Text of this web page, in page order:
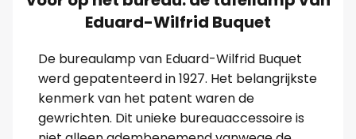
Eduard-Wilfrid Buquet
De bureaulamp van Eduard-Wilfrid Buquet
werd gepatenteerd in 1927. Het belangrijkste
kenmerk van het patent waren de
gewrichten. Dit unieke bureauaccessoire is